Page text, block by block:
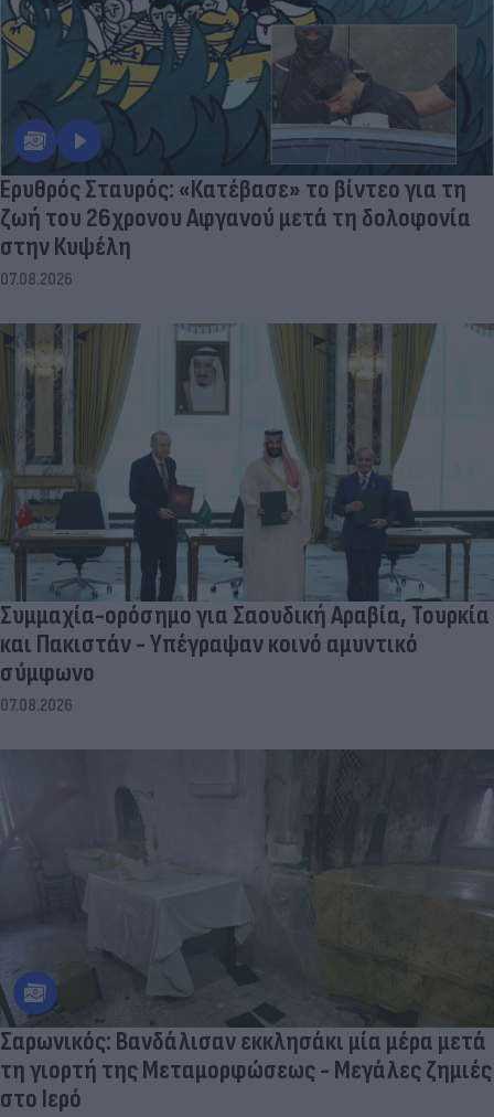
Ερυθρός Σταυρός: «Κατέβασε» το βίντεο για τη
ζωή του 26χρονου Αφγανού μετά τη δολοφονία
στην Κυψέλη
07.08.2026
Συμμαχία-ορόσημο για Σαουδική Αραβία, Τουρκία
και Πακιστάν - Υπέγραψαν κοινό αμυντικό
σύμφωνο
07.08.2026
Σαρωνικός: Βανδάλισαν εκκλησάκι μία μέρα μετά
τη γιορτή της Μεταμορφώσεως - Μεγάλες ζημιές
στο Ιερό